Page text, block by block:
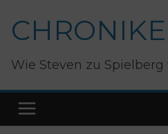
Wie Steven zu